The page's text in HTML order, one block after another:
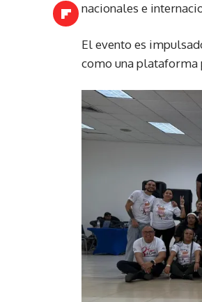
nacionales e
El evento es
como una plataforma